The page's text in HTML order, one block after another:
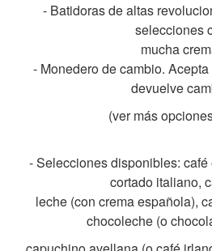
- Batidoras de altas
selecciones
mucha
- Monedero de cambio.
devuelve
(ver más
- Selecciones disponibles:
cortado italiano,
leche (con crema española),
chocoleche (o